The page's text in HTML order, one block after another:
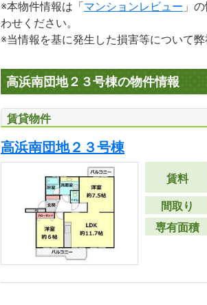
※本物件情報は「 マンションレビュー 」
わせください。
※当情報を基に発生した損害等について
高浜南団地２３号棟の物件情報
賃貸物件
高浜南団地２３号棟
賃料
間取り
専有面積